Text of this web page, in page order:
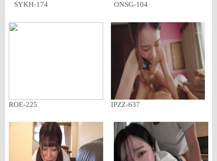
SYKH-174 ONSG-104
ROE-225 IPZZ-637